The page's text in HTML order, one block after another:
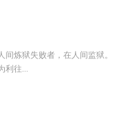
炼狱失败者，在人间监狱。
利往...